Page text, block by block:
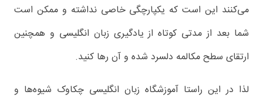
می‌کنند این است که یکپارچگی خاصی نداشته و ممکن است
شما بعد از مدتی کوتاه از یادگیری زبان انگلیسی و همچنین
ارتقای سطح مکالمه دلسرد شده و آن رها کنید.
لذا در این راستا آموزشگاه زبان انگلیسی چکاوک شیوه‌ها و